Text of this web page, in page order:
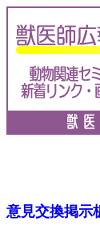
意見交換掲示